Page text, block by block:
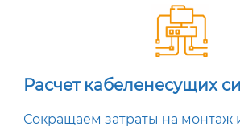
Расчет кабеленесущих
Сокращаем затраты на монтаж